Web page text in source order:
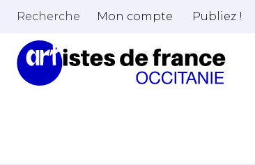
Recherche Mon compte Publiez !